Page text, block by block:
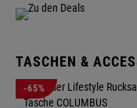
TASCHEN &
-65%